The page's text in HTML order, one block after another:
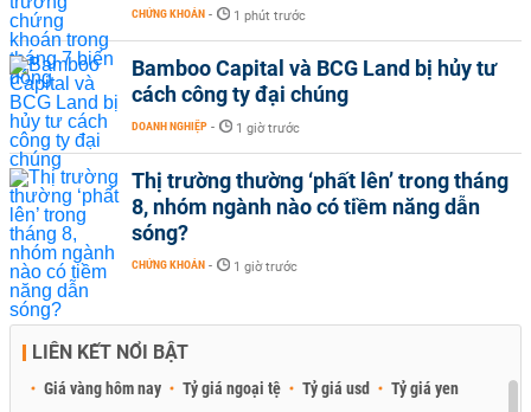
CHỨNG KHOÁN - 1 phút trước
Bamboo Capital và BCG Land bị hủy tư
cách công ty đại chúng
DOANH NGHIỆP - 1 giờ trước
Thị trường thường ‘phất lên’ trong tháng
8, nhóm ngành nào có tiềm năng dẫn
sóng?
CHỨNG KHOÁN - 1 giờ trước
LIÊN KẾT NỔI BẬT
Giá vàng hôm nay Tỷ giá ngoại tệ Tỷ giá usd
Tỷ giá yen